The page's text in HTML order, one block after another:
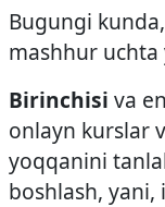
Bugungi
mashhur uchta
Birinchisi va
onlayn kurslar
yoqqanini
boshlash,